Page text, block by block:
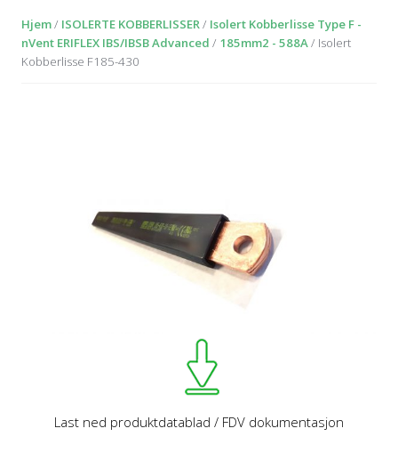
Hjem/ ISOLERTE KOBBERLISSER/ Isolert Kobberlisse Type F -
nVent ERIFLEX IBS/IBSB Advanced / 185mm2 - 588A/ Isolert
Kobberlisse F185-430
Last ned produktdatablad / FDV dokumentasjon